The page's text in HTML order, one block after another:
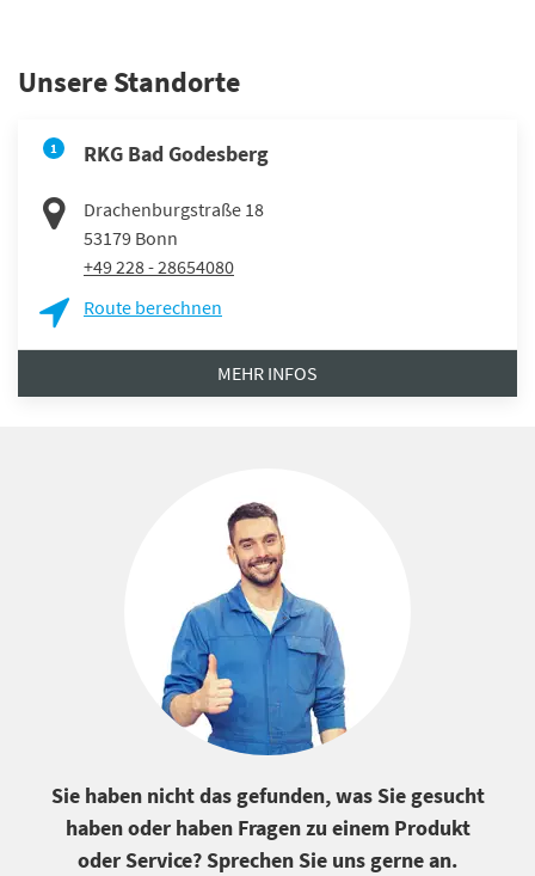
Unsere Standorte
1 RKG Bad Godesberg
Drachenburgstraße 18
53179 Bonn
+49 228 - 28654080
Route berechnen
MEHR INFOS
Sie haben nicht das gefunden, was Sie gesucht
haben oder haben Fragen zu einem Produkt
oder Service? Sprechen Sie uns gerne an.